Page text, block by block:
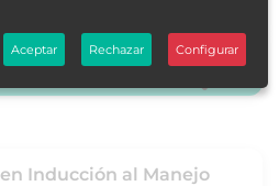
Inducción al Manejo
Aceptar Rechazar Configurar